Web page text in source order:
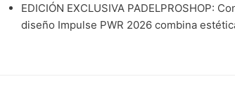
EDICIÓN EXCLUSIVA PADELPROSHOP:
diseño Impulse PWR 2026 combina